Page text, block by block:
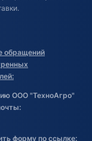
обращений
ООО "ТехноАгро"
форму по ссылке: